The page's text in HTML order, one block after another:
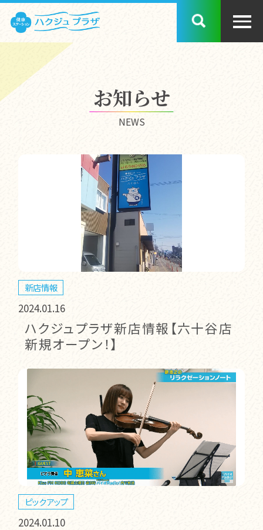
お知らせ
NEWS
新店情報
2024.01.16
ハクジュプラザ新店情報【六十谷店
新規オープン！】
ピックアップ
2024.01.10